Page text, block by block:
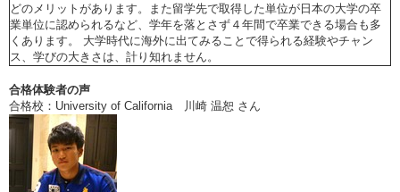
どのメリットがあります。また留学先で取得した単位が日本の大学の卒
業単位に認められるなど、学年を落とさず４年間で卒業できる場合も多
くあります。 大学時代に海外に出てみることで得られる経験やチャン
ス、学びの大きさは、計り知れません。
合格体験者の声
合格校：University of California 川崎 温恕 さん